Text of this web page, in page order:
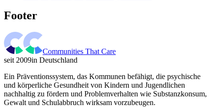
Footer
Communities That Care
seit 2009in Deutschland
Ein Präventionssystem, das Kommunen befähigt, die psychische
und körperliche Gesundheit von Kindern und Jugendlichen
nachhaltig zu fördern und Problemverhalten wie Substanzkonsum,
Gewalt und Schulabbruch wirksam vorzubeugen.